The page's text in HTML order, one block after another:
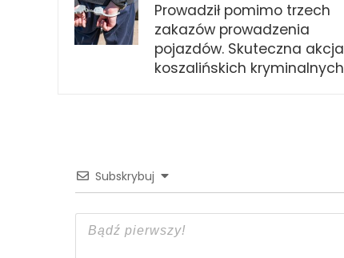
Prowadził pomimo trzech
zakazów prowadzenia
pojazdów. Skuteczna akcja
koszalińskich kryminalnych
Subskrybuj